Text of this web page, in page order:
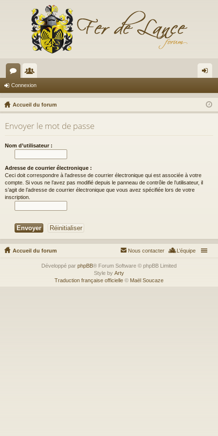
or
u
m
s
e
m
br
es
ne
xi
Connexion
Accueil du forum
Envoyer le mot de passe
Nom d’utilisateur :
Adresse de courrier électronique :
Ceci doit correspondre à l’adresse de courrier électronique qui est associée à votre
compte. Si vous ne l’avez pas modifié depuis le panneau de contrôle de l’utilisateur, il
s’agit de l’adresse de courrier électronique que vous avez spécifiée lors de votre
inscription.
Accueil du forum L’équipe
Nous contacter
Développé par phpBB® Forum Software © phpBB Limited
Style by Arty
Traduction française officielle © Maël Soucaze